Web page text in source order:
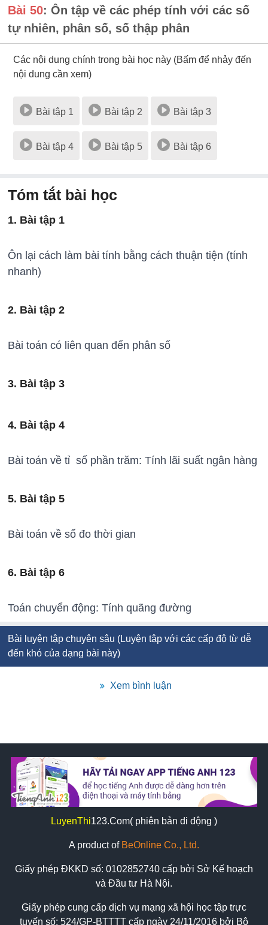
Bài 50: Ôn tập về các phép tính với các số
tự nhiên, phân số, số thập phân
Các nội dung chính trong bài học này (Bấm để nhảy đến
nội dung cần xem)
Bài tập 1 Bài tập 2 Bài tập 3
Bài tập 4 Bài tập 5 Bài tập 6
Tóm tắt bài học
1. Bài tập 1
Ôn lại cách làm bài tính bằng cách thuận tiện (tính
nhanh)
2. Bài tập 2
Bài toán có liên quan đến phân số
3. Bài tập 3
4. Bài tập 4
Bài toán về tỉ số phần trăm: Tính lãi suất ngân hàng
5. Bài tập 5
Bài toán về số đo thời gian
6. Bài tập 6
Toán chuyển động: Tính quãng đường
Bài luyện tập chuyên sâu (Luyện tập với các cấp độ từ dễ
đến khó của dạng bài này)
Xem bình luận
LuyenThi123.Com( phiên bản di động )
A product of BeOnline Co., Ltd.
Giấy phép ĐKKD số: 0102852740 cấp bởi Sở Kế hoạch
và Đầu tư Hà Nội.
Giấy phép cung cấp dịch vụ mạng xã hội học tập trực
tuyến số: 524/GP-BTTTT cấp ngày 24/11/2016 bởi Bộ